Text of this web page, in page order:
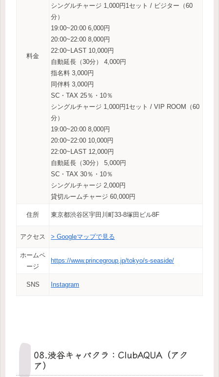
料金
シングルチャージ 1,000円1セット / ビジター（60
分）
19:00~20:00 6,000円
20:00~22:00 8,000円
22:00~LAST 10,000円
自動延長（30分） 4,000円
指名料 3,000円
同伴料 3,000円
SC・TAX 25％・10％
シングルチャージ 1,000円1セット / VIP ROOM（60
分）
19:00~20:00 8,000円
20:00~22:00 10,000円
22:00~LAST 12,000円
自動延長（30分） 5,000円
SC・TAX 30％・10％
シングルチャージ 2,000円
貸切ルームチャージ 60,000円
住所 東京都渋谷区宇田川町33-8塚田ビル8F
アクセス > Googleマップで見る
ホームペ
ージ
https://www.princegroup.jp/tokyo/s-seaside/
SNS Instagram
08.渋谷キャバクラ：ClubAQUA（アク
ア）